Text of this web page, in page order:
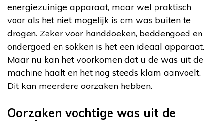
energiezuinige apparaat, maar wel praktisch
voor als het niet mogelijk is om was buiten te
drogen. Zeker voor handdoeken, beddengoed en
ondergoed en sokken is het een ideaal apparaat.
Maar nu kan het voorkomen dat u de was uit de
machine haalt en het nog steeds klam aanvoelt.
Dit kan meerdere oorzaken hebben.
Oorzaken vochtige was uit de